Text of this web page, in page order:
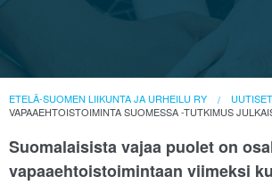
ETELÄ-SUOMEN LIIKUNTA JA URHEILU RY
UUTISET
VAPAAEHTOISTOIMINTA SUOMESSA -TUTKIMUS
Suomalaisista vajaa puolet on
vapaaehtoistoimintaan viimeksi